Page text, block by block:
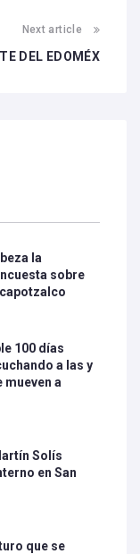
Next article
DEL EDOMÉX
la
sobre
100 días
a las y
a
Solís
en San
que se